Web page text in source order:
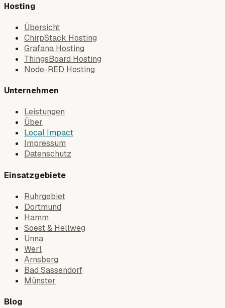
Hosting
Übersicht
ChirpStack Hosting
Grafana Hosting
ThingsBoard Hosting
Node-RED Hosting
Unternehmen
Leistungen
Über
Local Impact
Impressum
Datenschutz
Einsatzgebiete
Ruhrgebiet
Dortmund
Hamm
Soest & Hellweg
Unna
Werl
Arnsberg
Bad Sassendorf
Münster
Blog